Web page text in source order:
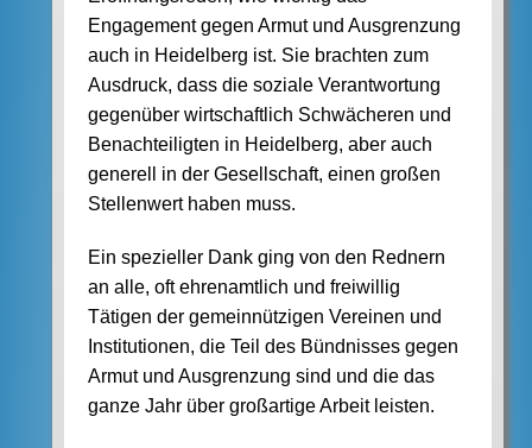
Engagement gegen Armut und Ausgrenzung
auch in Heidelberg ist. Sie brachten zum
Ausdruck, dass die soziale Verantwortung
gegenüber wirtschaftlich Schwächeren und
Benachteiligten in Heidelberg, aber auch
generell in der Gesellschaft, einen großen
Stellenwert haben muss.
Ein spezieller Dank ging von den Rednern
an alle, oft ehrenamtlich und freiwillig
Tätigen der gemeinnützigen Vereinen und
Institutionen, die Teil des Bündnisses gegen
Armut und Ausgrenzung sind und die das
ganze Jahr über großartige Arbeit leisten.